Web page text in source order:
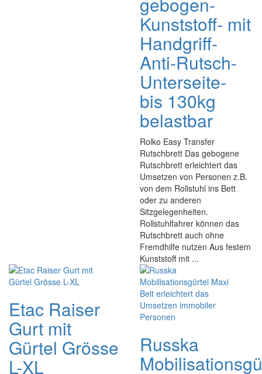
Kunststoff- mit
Handgriff-
Anti-Rutsch-
Unterseite-
bis 130kg
belastbar
Rolko Easy Transfer
Rutschbrett Das gebogene
Rutschbrett erleichtert das
Umsetzen von Personen z.B.
von dem Rollstuhl ins Bett
oder zu anderen
Sitzgelegenheiten.
Rollstuhlfahrer können das
Rutschbrett auch ohne
Fremdhilfe nutzen Aus festem
Kunststoff mit ...
Etac Raiser
Gurt mit
Gürtel Grösse
L-XL
Russka